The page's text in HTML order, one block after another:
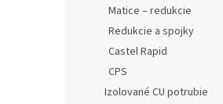
Matice – redukcie
Redukcie a spojky
Castel Rapid
CPS
Izolované CU potrubie